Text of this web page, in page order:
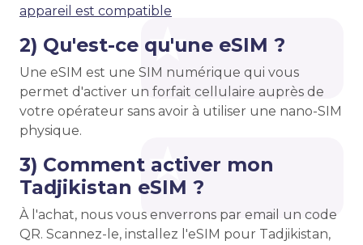
appareil est compatible
2) Qu'est-ce qu'une eSIM ?
Une eSIM est une SIM numérique qui vous
permet d'activer un forfait cellulaire auprès de
votre opérateur sans avoir à utiliser une nano-SIM
physique.
3) Comment activer mon
Tadjikistan eSIM ?
À l'achat, nous vous enverrons par email un code
QR. Scannez-le, installez l'eSIM pour Tadjikistan,